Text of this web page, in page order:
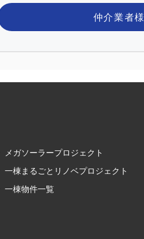
仲介業者様
メガソーラープロジェクト
一棟まるごとリノベプロジェクト
一棟物件一覧